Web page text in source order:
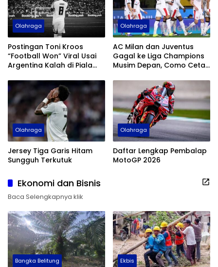
Olahraga
Postingan Toni Kroos
“Football Won” Viral Usai
Argentina Kalah di Piala
Olahraga
AC Milan dan Juventus
Gagal ke Liga Champions
Musim Depan, Como Cetak
Olahraga
Jersey Tiga Garis Hitam
Sungguh Terkutuk
Olahraga
Daftar Lengkap Pembalap
MotoGP 2026
Ekonomi dan Bisnis
Baca Selengkapnya klik
Bangka Belitung Ekbis